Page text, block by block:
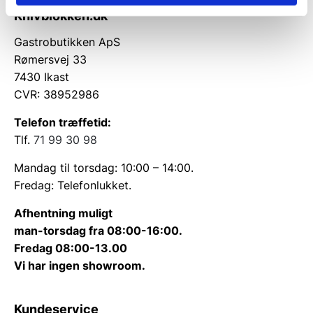
og pålidelighed.
Fordele ved at vælge
denwood kokkekniv og
køkkenknive
Høj kvalitet i udvalgte materialer, der sikrer lang
holdbarhed og præcis skæreevne
Ergonomisk design, som minimerer træthed ved
Bredt udvalg, der imødekommer både
professionelle og private behov
Nem vedligeholdelse med mulighed for effektiv
slibning for at bevare skarpheden
Velegnet til mange madlavningssituationer, fra
Knivblokken.dk
Gastrobutikken ApS
Rømersvej 33
7430 Ikast
CVR: 38952986
Telefon træffetid:
Tlf. 71 99 30 98
Mandag til torsdag: 10:00 – 14:00.
Fredag: Telefonlukket.
Afhentning muligt
man-torsdag fra 08:00-16:00.
Fredag 08:00-13.00
Vi har ingen showroom.
Kundeservice